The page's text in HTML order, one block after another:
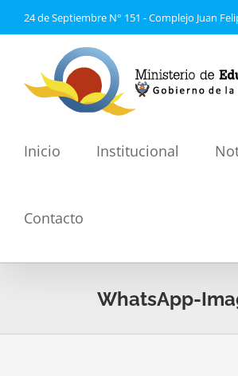
al
24 de Septiembre N° 151 - Complejo Juan
Inicio Institucional
Contacto
WhatsApp-